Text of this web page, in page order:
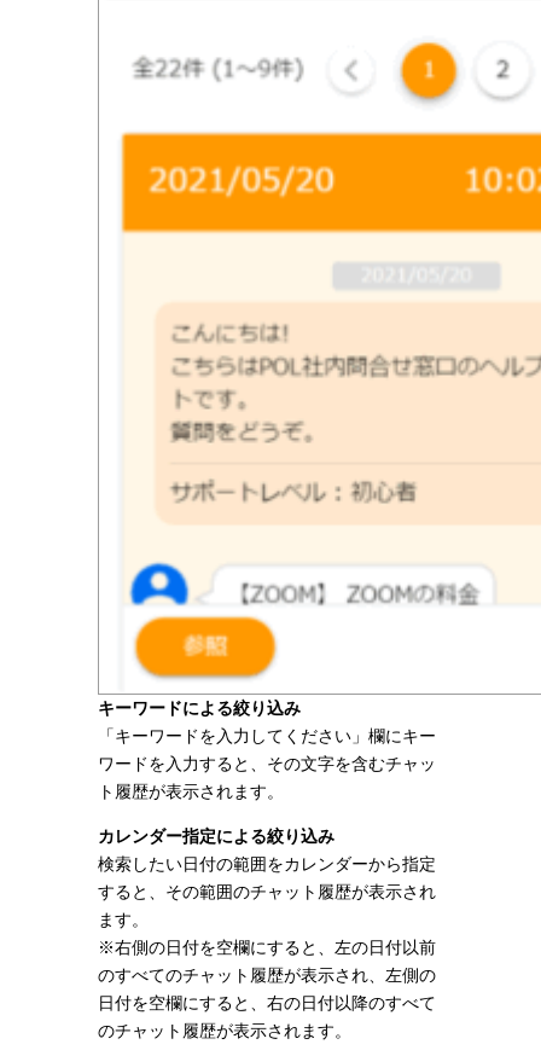
キーワードによる絞り込み
「キーワードを入力してください」欄にキー
ワードを入力すると、その文字を含むチャッ
ト履歴が表示されます。
カレンダー指定による絞り込み
検索したい日付の範囲をカレンダーから指定
すると、その範囲のチャット履歴が表示され
ます。
※右側の日付を空欄にすると、左の日付以前
のすべてのチャット履歴が表示され、左側の
日付を空欄にすると、右の日付以降のすべて
のチャット履歴が表示されます。